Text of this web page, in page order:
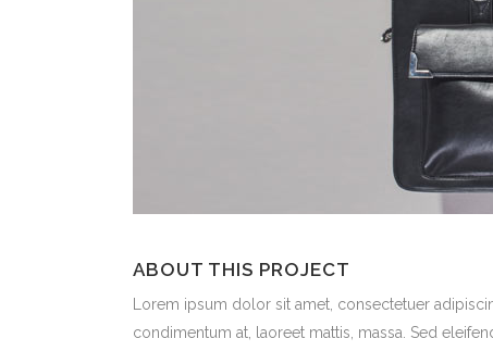
ABOUT THIS PROJECT
Lorem ipsum dolor sit amet, consectetuer
condimentum at, laoreet mattis, massa. Sed